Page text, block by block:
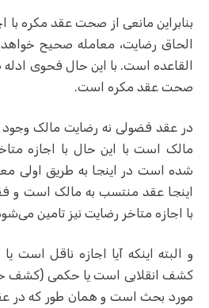
بنابراین مانعی از صحت عقد مکره با
الحاق رضایت، معامله صحیح
القاعده است. با این حال فحوی
صحت عقد مکره است.
در عقد فضولی نه رضایت مالک
مالک است با این حال با اجازه
شده است در اینجا به طریق اولی
اینجا عقد منتسب به مالک است و
با اجازه متاخر رضایت نیز تامین
و البته اینکه آیا اجازه ناقل
کشف انقلابی است یا حکمی (کشف
مورد بحث است و همان طور که در